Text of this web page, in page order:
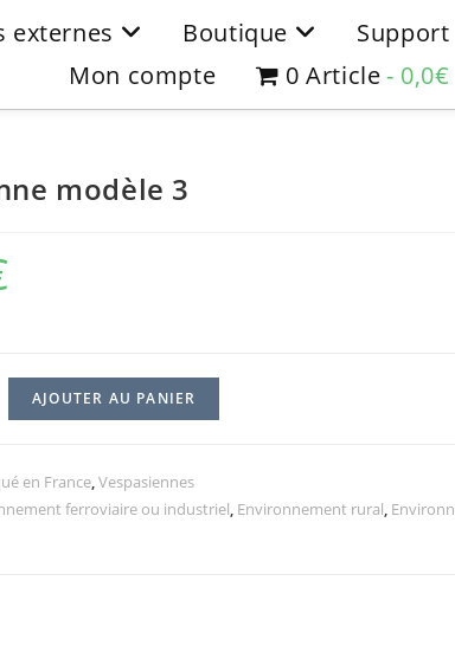
externes Boutique
Support
Mon compte
0 Article 0,0€
modèle 3
AJOUTER AU PANIER
en France,Vespasiennes
ferroviaire ou industriel, Environnement rural,